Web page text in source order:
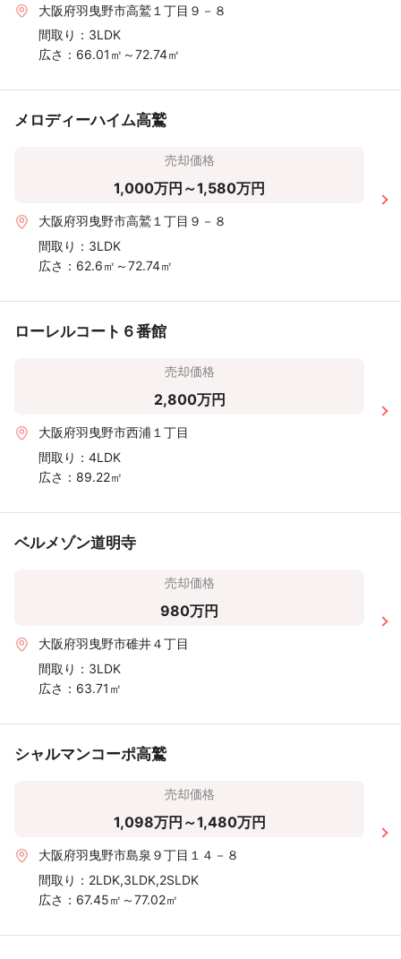
大阪府羽曳野市高鷲１丁目９－８
間取り： 3LDK
広さ： 66.01㎡～72.74㎡
メロディーハイム高鷲
売却価格
1,000万円～1,580万円
大阪府羽曳野市高鷲１丁目９－８
間取り： 3LDK
広さ： 62.6㎡～72.74㎡
ローレルコート６番館
売却価格
2,800万円
大阪府羽曳野市西浦１丁目
間取り： 4LDK
広さ： 89.22㎡
ベルメゾン道明寺
売却価格
980万円
大阪府羽曳野市碓井４丁目
間取り： 3LDK
広さ： 63.71㎡
シャルマンコーポ高鷲
売却価格
1,098万円～1,480万円
大阪府羽曳野市島泉９丁目１４－８
間取り： 2LDK,3LDK,2SLDK
広さ： 67.45㎡～77.02㎡